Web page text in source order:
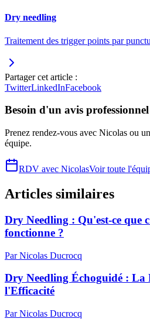
Dry needling
Traitement des trigger points par
Partager cet article :
TwitterLinkedInFacebook
Besoin d'un avis
Prenez rendez-vous avec Nicolas ou
équipe.
RDV avec NicolasVoir toute
Articles similaires
Dry Needling : Qu'est-ce que
fonctionne ?
ParNicolas Ducrocq
Dry Needling Échoguidé : La
l'Efficacité
ParNicolas Ducrocq